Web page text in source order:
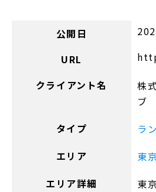
公開日
URL
クライアント名
株
ブ
タイプ
ラ
エリア
東
エリア詳細
東